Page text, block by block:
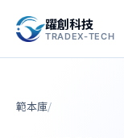
躍創科技
TRADEX-TECH
範本庫/